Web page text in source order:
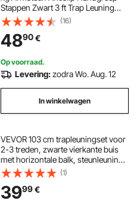
Stappen Zwart 3 ft Trap Leuning
Windtrap Leuning Smeedijzeren
Leuning Het is zeer geschikt voor
gebruik in woongebouwen/tuinen
en hotels
(16)
4890€
Op voorraad.
Levering:zodra Wo. Aug. 12
In winkelwagen
VEVOR 103 cm trapleuningset voor
2-3 treden, zwarte vierkante buis
met horizontale balk, steunleuning
van koolstofstaal voor senioren,
betonnen trappen en terrastrappen
(1)
3999€